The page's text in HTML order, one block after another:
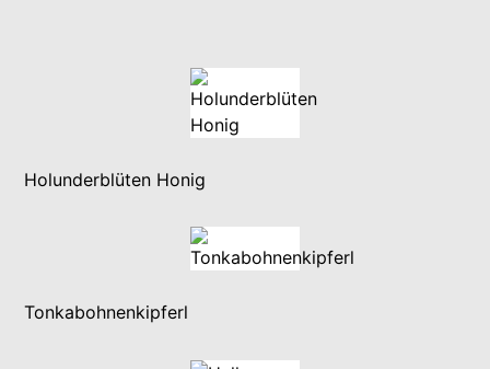
Holunderblüten Honig
Tonkabohnenkipferl